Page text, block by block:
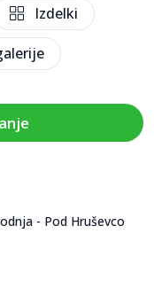
Izdelki
- Pod Hruševco